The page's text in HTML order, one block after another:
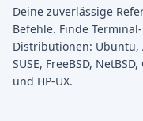
Deine zuverlässige
Befehle. Finde
Distributionen: Ubuntu,
SUSE, FreeBSD,
und HP-UX.